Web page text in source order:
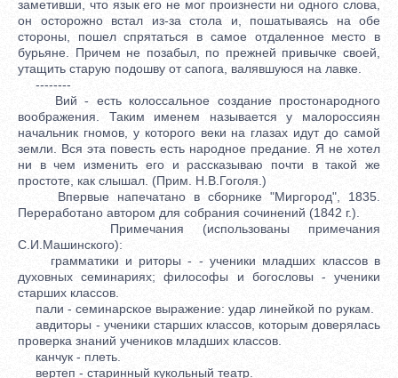
заметивши, что язык его не мог произнести ни одного слова,
он осторожно встал из-за стола и, пошатываясь на обе
стороны, пошел спрятаться в самое отдаленное место в
бурьяне. Причем не позабыл, по прежней привычке своей,
утащить старую подошву от сапога, валявшуюся на лавке.
--------
Вий - есть колоссальное создание простонародного
воображения. Таким именем называется у малороссиян
начальник гномов, у которого веки на глазах идут до самой
земли. Вся эта повесть есть народное предание. Я не хотел
ни в чем изменить его и рассказываю почти в такой же
простоте, как слышал. (Прим. Н.В.Гоголя.)
Впервые напечатано в сборнике "Миргород", 1835.
Переработано автором для собрания сочинений (1842 г.).
Примечания (использованы примечания
С.И.Машинского):
грамматики и риторы - - ученики младших классов в
духовных семинариях; философы и богословы - ученики
старших классов.
пали - семинарское выражение: удар линейкой по рукам.
авдиторы - ученики старших классов, которым доверялась
проверка знаний учеников младших классов.
канчук - плеть.
вертеп - старинный кукольный театр.